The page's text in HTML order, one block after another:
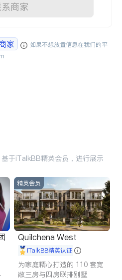
商家
家
如果不想放置信息在我们的平
于iTalkBB精英会员，进行展示
精英会员
Quilchena West
iTalkBB精英认证
为家庭精心打造的 110 套宽
敞三房与四房联排别墅